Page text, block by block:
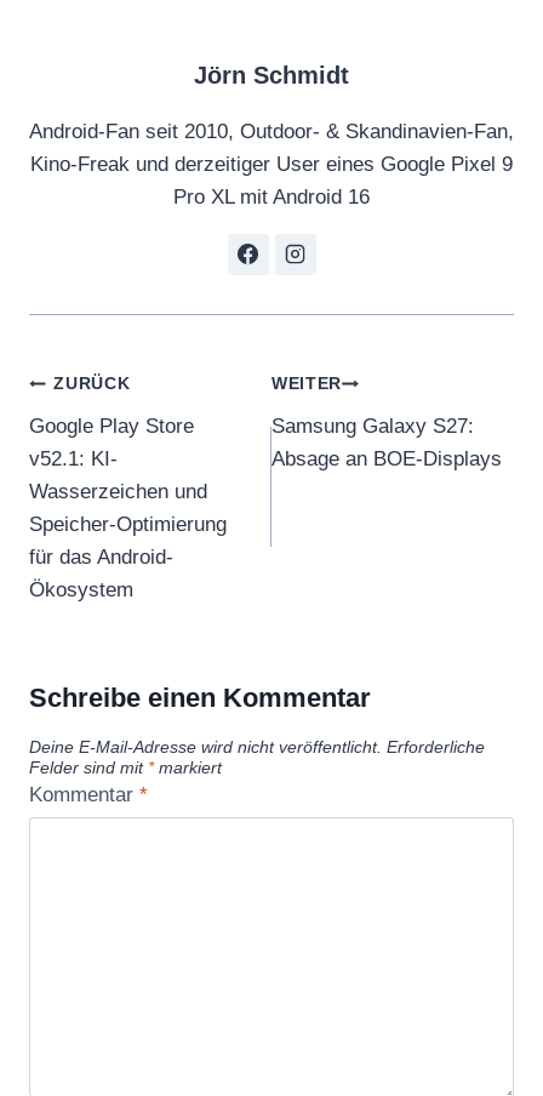
Jörn Schmidt
Android-Fan seit 2010, Outdoor- & Skandinavien-Fan,
Kino-Freak und derzeitiger User eines Google Pixel 9
Pro XL mit Android 16
Beitragsnavigation
ZURÜCK
Google Play Store
v52.1: KI-
Wasserzeichen und
Speicher-Optimierung
für das Android-
Ökosystem
WEITER
Samsung Galaxy S27:
Absage an BOE-Displays
Schreibe einen Kommentar
Deine E-Mail-Adresse wird nicht veröffentlicht. Erforderliche
Felder sind mit *markiert
Kommentar *